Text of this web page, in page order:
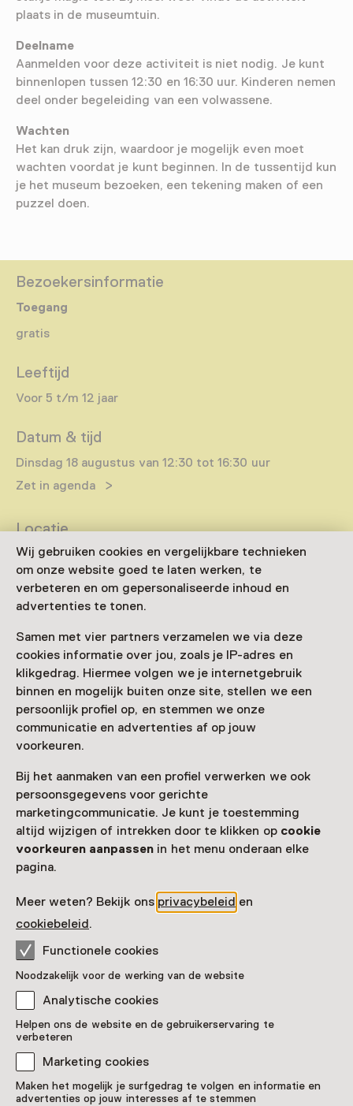
Wij gebruiken cookies en vergelijkbare technieken
om onze website goed te laten werken, te
verbeteren en om gepersonaliseerde inhoud en
advertenties te tonen.
Samen met vier partners verzamelen we via deze
cookies informatie over jou, zoals je IP-adres en
klikgedrag. Hiermee volgen we je internetgebruik
binnen en mogelijk buiten onze site, stellen we een
persoonlijk profiel op, en stemmen we onze
communicatie en advertenties af op jouw
voorkeuren.
Bij het aanmaken van een profiel verwerken we ook
persoonsgegevens voor gerichte
marketingcommunicatie. Je kunt je toestemming
altijd wijzigen of intrekken door te klikken op cookie
voorkeuren aanpassen in het menu onderaan elke
pagina.
Meer weten? Bekijk ons privacybeleid en
cookiebeleid.
Functionele cookies
Noodzakelijk voor de werking van de website
Analytische cookies
Helpen ons de website en de gebruikerservaring te
verbeteren
Marketing cookies
Maken het mogelijk je surfgedrag te volgen en informatie en
advertenties op jouw interesses af te stemmen
plaats in de museumtuin.
Deelname
Aanmelden voor deze activiteit is niet nodig. Je kunt
binnenlopen tussen 12:30 en 16:30 uur. Kinderen nemen
deel onder begeleiding van een volwassene.
Wachten
Het kan druk zijn, waardoor je mogelijk even moet
wachten voordat je kunt beginnen. In de tussentijd kun
je het museum bezoeken, een tekening maken of een
puzzel doen.
Bezoekersinformatie
Toegang
gratis
Leeftijd
Voor 5 t/m 12 jaar
Datum & tijd
Dinsdag 18 augustus van 12:30 tot 16:30 uur
Zet in agenda
Locatie
Van Gogh Village Nuenen
Berg 29
5671 CA Nuenen
Route plannenOpent in een nieuw tabblad
040 - 28 39 615
Vandaag open tot 17:00 uur
Meer openingstijden
Zien & doen in Van Gogh
Village Nuenen
Workshop
Mad Science
Dinsdag 11 augustus van 12:30 tot 16:30
uur